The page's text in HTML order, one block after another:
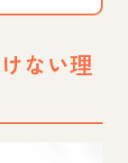
ない理